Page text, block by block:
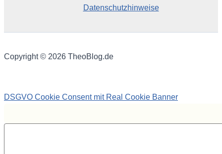
Datenschutzhinweise
Copyright © 2026 TheoBlog.de
DSGVO Cookie Consent mit Real Cookie Banner